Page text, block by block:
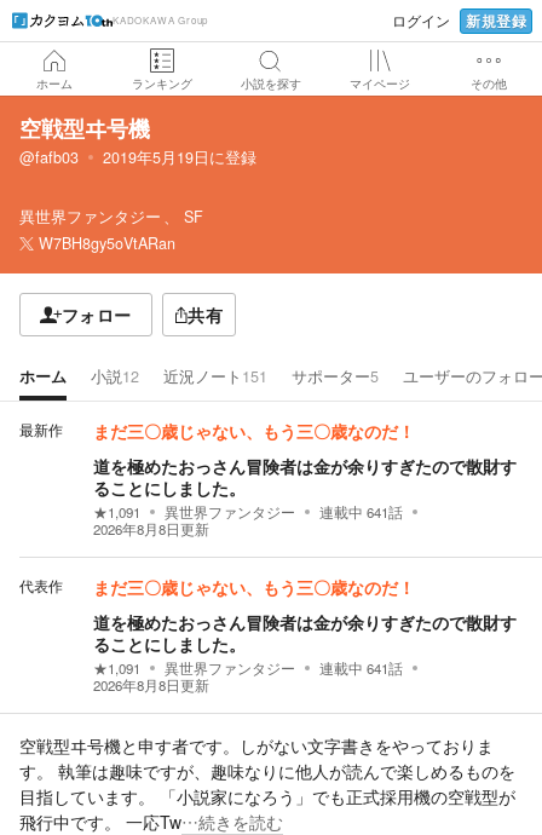
KADOKAWA Group ログイン 新規登録
ホーム ランキング 小説を探す マイページ その他
空戦型ヰ号機
@fafb03 2019年5月19日に登録
異世界ファンタジー
SF
W7BH8gy5oVtARan
フォロー 共有
ホーム 小説12 近況ノート 151 サポーター5 ユーザーのフォロ
最新作 まだ三〇歳じゃない、もう三〇歳なのだ！
道を極めたおっさん冒険者は金が余りすぎたので散財す
ることにしました。
★1,091 異世界ファンタジー 連載中 641話
2026年8月8日更新
代表作 まだ三〇歳じゃない、もう三〇歳なのだ！
道を極めたおっさん冒険者は金が余りすぎたので散財す
ることにしました。
★1,091 異世界ファンタジー 連載中 641話
2026年8月8日更新
空戦型ヰ号機と申す者です。しがない文字書きをやっておりま
す。 執筆は趣味ですが、趣味なりに他人が読んで楽しめるものを
目指しています。 「小説家になろう」でも正式採用機の空戦型が
飛行中です。 一応Tw…続きを読む